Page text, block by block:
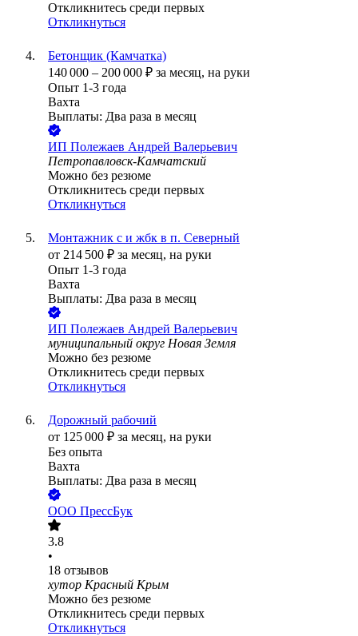
Откликнитесь среди первых
Откликнуться
Бетонщик (Камчатка)
140 000 – 200 000 ₽ за месяц, на руки
Опыт 1-3 года
Вахта
Выплаты: Два раза в месяц
ИП Полежаев Андрей Валерьевич
Петропавловск-Камчатский
Можно без резюме
Откликнитесь среди первых
Откликнуться
Монтажник с и жбк в п. Северный
от 214 500 ₽ за месяц, на руки
Опыт 1-3 года
Вахта
Выплаты: Два раза в месяц
ИП Полежаев Андрей Валерьевич
муниципальный округ Новая Земля
Можно без резюме
Откликнитесь среди первых
Откликнуться
Дорожный рабочий
от 125 000 ₽ за месяц, на руки
Без опыта
Вахта
Выплаты: Два раза в месяц
ООО ПрессБук
3.8
•
18 отзывов
хутор Красный Крым
Можно без резюме
Откликнитесь среди первых
Откликнуться